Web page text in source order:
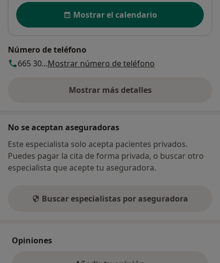
Disponibilidad
Mostrar el calendario
Número de teléfono
665 30...Mostrar número de teléfono
Mostrar más detalles
sobre la dirección
No se aceptan aseguradoras
Este especialista solo acepta pacientes privados.
Puedes pagar la cita de forma privada, o buscar otro
especialista que acepte tu aseguradora.
Buscar especialistas por aseguradora
Opiniones